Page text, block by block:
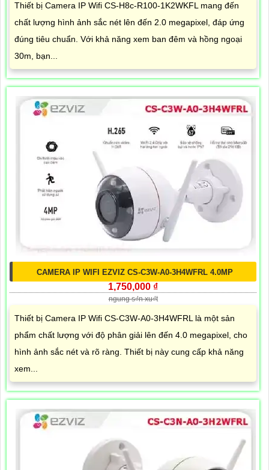
Thiết bị Camera IP Wifi CS-H8c-R100-1K2WKFL mang đến
chất lượng hình ảnh sắc nét lên đến 2.0 megapixel, đáp ứng
đúng tiêu chuẩn. Với khả năng xem ban đêm và hồng ngoại
30m, bạn...
CAMERA IP WIFI EZVIZ CS-C3W-A0-3H4WFRL 4.0MP
1,750,000 ₫
ngung s₫n xu₫t
Thiết bị Camera IP Wifi CS-C3W-A0-3H4WFRL là một sản
phẩm chất lượng với độ phân giải lên đến 4.0 megapixel, cho
hình ảnh sắc nét và rõ ràng. Thiết bị này cung cấp khả năng
xem...